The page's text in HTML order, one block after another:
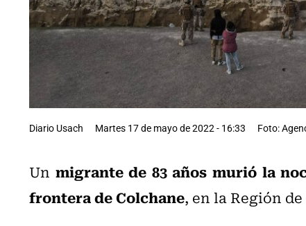
Diario Usach Martes 17 de mayo de 2022 - 16:33 Foto:
Un migrante de 83 años murió la
frontera de Colchane, en la Región